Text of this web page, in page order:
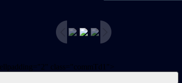
class="commTd1">